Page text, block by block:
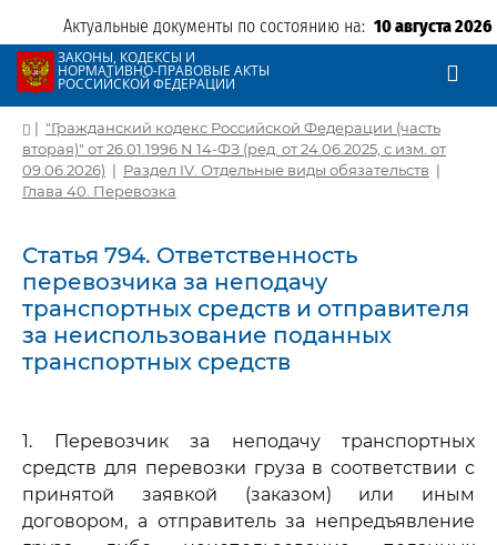
Актуальные документы по состоянию на: 10 августа 2026
ЗАКОНЫ, КОДЕКСЫ И
НОРМАТИВНО-ПРАВОВЫЕ АКТЫ
РОССИЙСКОЙ ФЕДЕРАЦИИ
| "Гражданский кодекс Российской Федерации (часть
вторая)" от 26.01.1996 N 14-ФЗ (ред. от 24.06.2025, с изм. от
09.06.2026) | Раздел IV. Отдельные виды обязательств |
Глава 40. Перевозка
Статья 794. Ответственность
перевозчика за неподачу
транспортных средств и отправителя
за неиспользование поданных
транспортных средств
1. Перевозчик за неподачу транспортных
средств для перевозки груза в соответствии с
принятой заявкой (заказом) или иным
договором, а отправитель за непредъявление